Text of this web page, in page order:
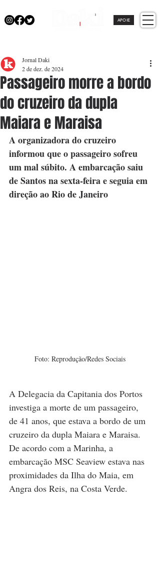
APOIE
Passageiro morre a bordo
do cruzeiro da dupla
Maiara e Maraisa
Jornal Daki
2 de dez. de 2024
A organizadora do cruzeiro
informou que o passageiro sofreu
um mal súbito. A embarcação saiu
de Santos na sexta-feira e seguia em
direção ao Rio de Janeiro
Foto: Reprodução/Redes Sociais
A Delegacia da Capitania dos Portos
investiga a morte de um passageiro,
de 41 anos, que estava a bordo de um
cruzeiro da dupla Maiara e Maraisa.
De acordo com a Marinha, a
embarcação MSC Seaview estava nas
proximidades da Ilha do Maia, em
Angra dos Reis, na Costa Verde.